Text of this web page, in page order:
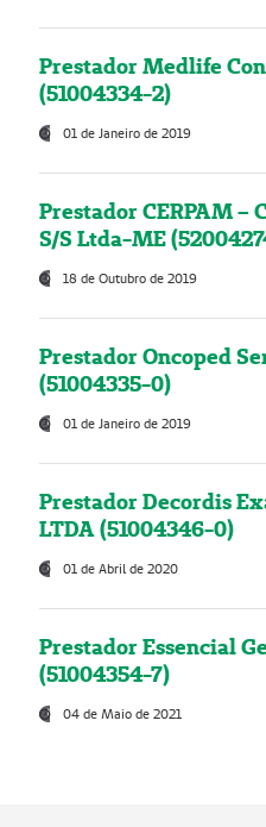
Prestador Medlife
(51004334-2)
01 de Janeiro de 2019
Prestador CERPAM –
S/S Ltda-ME
18 de Outubro de 2019
Prestador Oncoped
(51004335-0)
01 de Janeiro de 2019
Prestador Decordis
LTDA (51004346-0)
01 de Abril de 2020
Prestador Essencial
(51004354-7)
04 de Maio de 2021